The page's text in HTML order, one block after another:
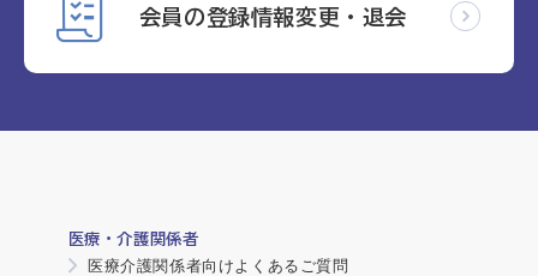
会員の登録情報変更・退会
医療・介護関係者
医療介護関係者向けよくあるご質問